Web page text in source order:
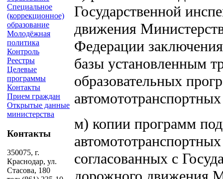
Специальное
(коррекционное)
образование
Молодёжная
политика
Контроль
Реестры
Целевые
программы
Контакты
Прием граждан
Открытые данные
министерства
Контакты
350075, г.
Краснодар, ул.
Стасова, 180
Государственной
движения
Федерации
базы установленным
образовательных
м) копии программ
согласованных с